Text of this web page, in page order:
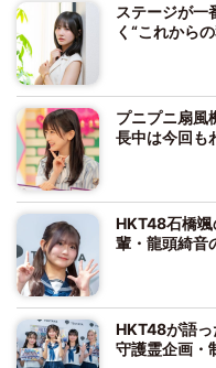
ステージが
く“これから
プニプニ扇
長中は今回も
HKT48石橋
輩・龍頭綺音
HKT48が語
守護霊企画・